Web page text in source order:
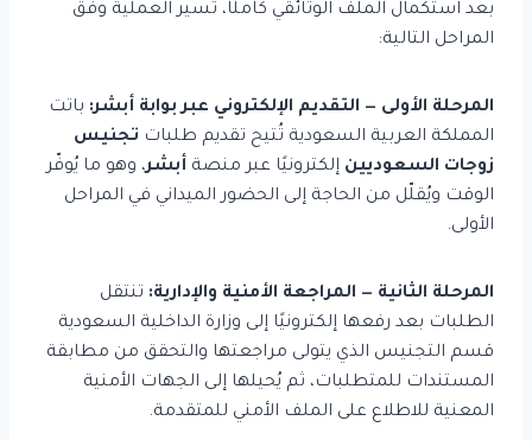
بعد استكمال الملف الوثائقي كاملًا، تسير العملية وفق
المراحل التالية:
المرحلة الأولى — التقديم الإلكتروني عبر بوابة أبشر: باتت
المملكة العربية السعودية تُتيح تقديم طلبات تجنيس
زوجات السعوديين إلكترونيًا عبر منصة أبشر، وهو ما يُوفّر
الوقت ويُقلّل من الحاجة إلى الحضور الميداني في المراحل
الأولى.
المرحلة الثانية — المراجعة الأمنية والإدارية: تنتقل
الطلبات بعد رفعها إلكترونيًا إلى وزارة الداخلية السعودية
قسم التجنيس الذي يتولى مراجعتها والتحقق من مطابقة
المستندات للمتطلبات، ثم يُحيلها إلى الجهات الأمنية
المعنية للاطلاع على الملف الأمني للمتقدمة.